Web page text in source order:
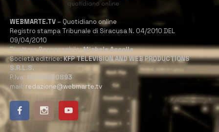
WEBMARTE.TV – Quotidiano online
Registro stampa Tribunale di Siracusa N. 04/2010 DEL
09/04/2010
Direttore Responsabile:Michele Accolla
Società editrice:KFP TELEVISION AND WEB PRODUCTIONS
S.R.L.S.
P.Iva: 02184950893
mail: redazione@webmarte.tv